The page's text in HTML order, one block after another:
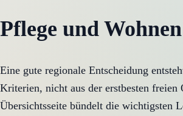
Pflege und
Eine gute regionale Entscheidung
Kriterien, nicht aus der erstbesten freien
Übersichtsseite bündelt die wichtigsten